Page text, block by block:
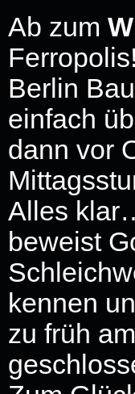
Ab zum
Berlin
einfach
dann vor
Alles
beweist
kennen
zu früh